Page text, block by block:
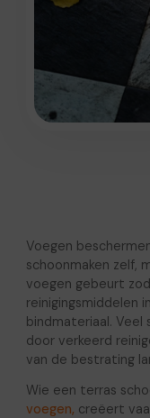
Voegen
schoonmaken zelf,
voegen gebeurt
reinigingsmiddelen
bindmateriaal.
door verkeerd
van de bestrating
Wie een terras
voegen, creëert